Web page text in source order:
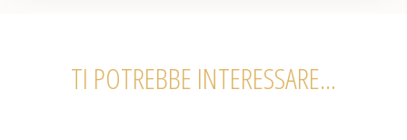
TI POTREBBE INTERESSARE...